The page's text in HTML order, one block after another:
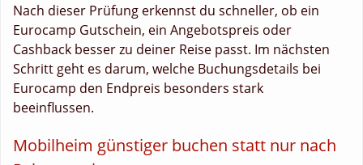
Nach dieser Prüfung erkennst du schneller, ob ein
Eurocamp Gutschein, ein Angebotspreis oder
Cashback besser zu deiner Reise passt. Im nächsten
Schritt geht es darum, welche Buchungsdetails bei
Eurocamp den Endpreis besonders stark
beeinflussen.
Mobilheim günstiger buchen statt nur nach